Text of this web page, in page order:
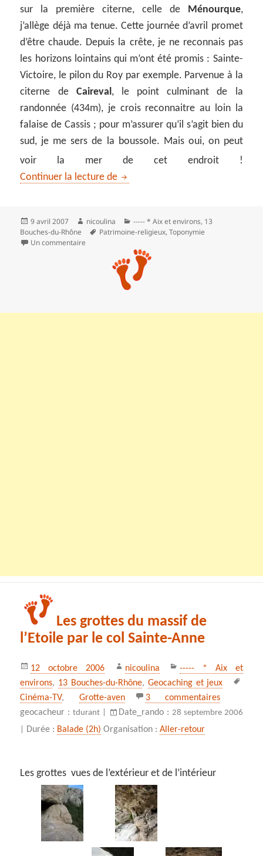
sur la première citerne, celle de Ménourque,
j’allège déjà ma tenue. Cette journée d’avril promet
d’être chaude. Depuis la crête, je ne reconnais pas
les horizons lointains qui m’ont été promis : Sainte-
Victoire, le pilon du Roy par exemple. Parvenue à la
citerne de Caireval, le point culminant de la
randonnée (434m), je crois reconnaitre au loin la
falaise de Cassis ; pour m’assurer qu’il s’agit bien du
sud, je me sers de la boussole. Mais oui, on peut
voir la mer de cet endroit !
Continuer la lecture de L’abbaye de Silvacane et la
Publié
le
9 avril 2007 Auteur
nicoulina Catégories
----- * Aix et environs, 13
Bouches-du-Rhône
Mots-
clés
Patrimoine-religieux,Toponymie
Un commentaire sur L’abbaye de Silvacane et la chaîne des Côtes
Les grottes du massif de
l’Etoile par le col Sainte-Anne
Publié
le
12 octobre 2006 Auteur
nicoulina Catégories
----- * Aix et
environs, 13 Bouches-du-Rhône, Geocaching et jeux
Cinéma-TV,Grotte-aven 3 commentairessur Les
geocacheur :tdurant | Date_rando : 28 septembre 2006
Durée : Balade (2h) Organisation :Aller-retour
Les grottes vues de l’extérieur et de l’intérieur